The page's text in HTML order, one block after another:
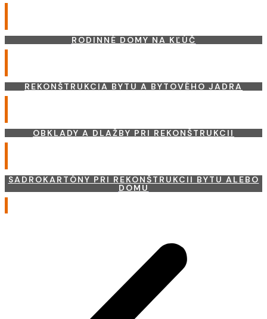
RODINNÉ DOMY NA KĽÚČ
REKONŠTRUKCIA BYTU A BYTOVÉHO JADRA
OBKLADY A DLAŽBY PRI REKONŠTRUKCII
SADROKARTÓNY PRI REKONŠTRUKCII BYTU ALEBO
DOMU